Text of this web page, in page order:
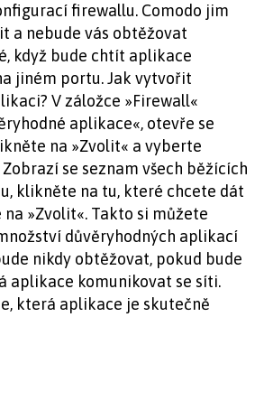
firewallu. Comodo jim
a nebude vás obtěžovat
když bude chtít aplikace
jiném portu. Jak vytvořit
V záložce »Firewall«
aplikace«, otevře se
na »Zvolit« a vyberte
se seznam všech běžících
klikněte na tu, které chcete dát
»Zvolit«. Takto si můžete
důvěryhodných aplikací
nikdy obtěžovat, pokud bude
aplikace komunikovat se síti.
která aplikace je skutečně